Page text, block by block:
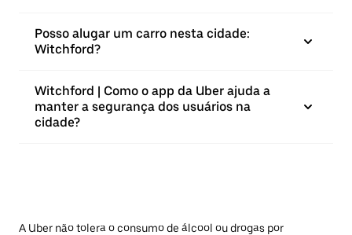
Posso alugar um carro nesta cidade:
Witchford?
Witchford | Como o app da Uber ajuda a
manter a segurança dos usuários na
cidade?
A Uber não tolera o consumo de álcool ou drogas por